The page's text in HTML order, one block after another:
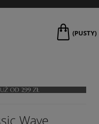
(PUSTY)
Wave